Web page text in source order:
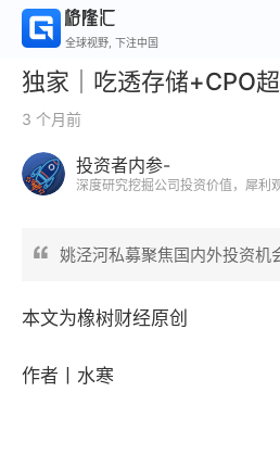
全球视野, 下注中国
独家｜吃透存储+CPO
3 个月前
投资者内参-
深度研究挖掘公司投资价值，犀利
姚泾河私募聚焦国内外投资机
本文为橡树财经原创
作者丨水寒